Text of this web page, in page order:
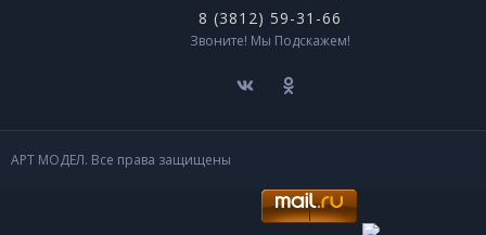
8 (3812) 59-31-66
Звоните! Мы Подскажем!
АРТ МОДЕЛ. Все права защищены